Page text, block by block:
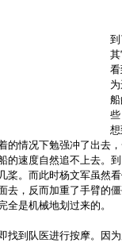
的情况下勉强冲了出去
的速度自然追不上去。
桨。而此时杨文军虽然
去，反而加重了手臂的
全是机械地划过来的。
到队医进行按摩。因为